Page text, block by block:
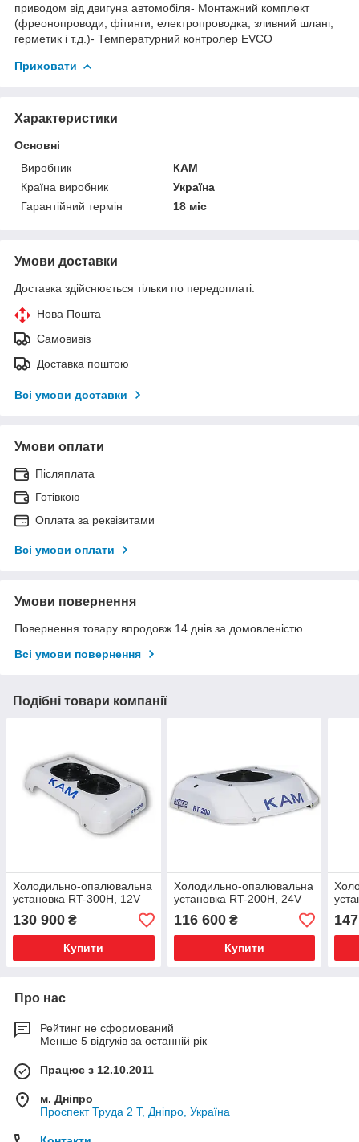
приводом від двигуна автомобіля- Монтажний комплект
(фреонопроводи, фітинги, електропроводка, зливний шланг,
герметик і т.д.)- Температурний контролер EVCO
Приховати
Характеристики
Основні
Виробник
КАМ
Країна виробник
Україна
Гарантійний термін
18 міс
Умови доставки
Доставка здійснюється тільки по передоплаті.
Нова Пошта
Самовивіз
Доставка поштою
Всі умови доставки
Умови оплати
Післяплата
Готівкою
Оплата за реквізитами
Всі умови оплати
Умови повернення
Повернення товару впродовж 14 днів за домовленістю
Всі умови повернення
Подібні товари компанії
Холодильно-опалювальна
установка RT-300H, 12V
130 900 ₴
Купити
Холодильно-опалювальна
установка RT-200H, 24V
116 600₴
Купити
Про нас
Рейтинг не сформований
Менше 5 відгуків за останній рік
Працює з 12.10.2011
м. Дніпро
Проспект Труда 2 Т, Дніпро, Україна